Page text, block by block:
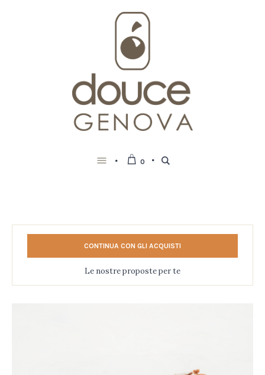
0
CONTINUA CON GLI ACQUISTI
Le nostre proposte per te